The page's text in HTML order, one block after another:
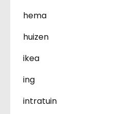
hema
huizen
ikea
ing
intratuin